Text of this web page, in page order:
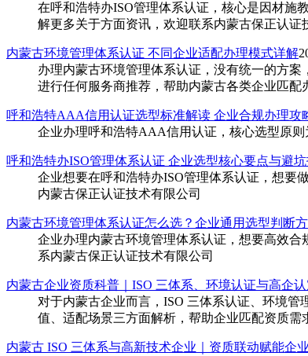
在呼和浩特办ISO管理体系认证，核心是因材施
解更多关于方面资讯，欢迎联系内蒙古保正认证
内蒙古环境管理体系认证 不同企业适配办理模式详解
办理内蒙古环境管理体系认证，没有统一的方
进行任何服务商推荐，帮助内蒙古各类企业匹
呼和浩特AAA信用认证选型标准解读 企业合规办理攻
企业办理呼和浩特AAA信用认证，核心选型原
呼和浩特办ISO管理体系认证 企业选型核心要点与避
企业想要在呼和浩特办ISO管理体系认证，想要
内蒙古保正认证技术有限公司
内蒙古环境管理体系认证怎么选？企业通用选型判断
企业办理内蒙古环境管理体系认证，想要高效
系内蒙古保正认证技术有限公司
内蒙古企业资质科普｜ISO 三体系、环境认证与高企
对于内蒙古企业而言，ISO 三体系认证、环境
值、适配场景三方面解析，帮助企业匹配资质需
内蒙古 ISO 三体系与高新技术企业｜资质联动赋能企